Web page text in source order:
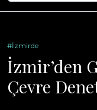
#İzmirde
İzmir’den
Çevre